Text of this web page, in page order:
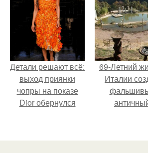
Детали решают всё:
выход приянки
чопры на показе
Dior обернулся
пошива.
69-Летний
Италии
успешно